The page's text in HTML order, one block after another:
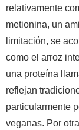
relativamente
metionina, un
limitación, se
como el arroz
una proteína
reflejan
particularmente
veganas. Por